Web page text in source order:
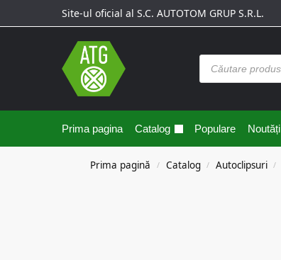
Site-ul oficial al S.C. AUTOTOM GRUP S.R.L.
Prima pagina Catalog Populare Noutăți
Prima pagină / Catalog / Autoclipsuri /